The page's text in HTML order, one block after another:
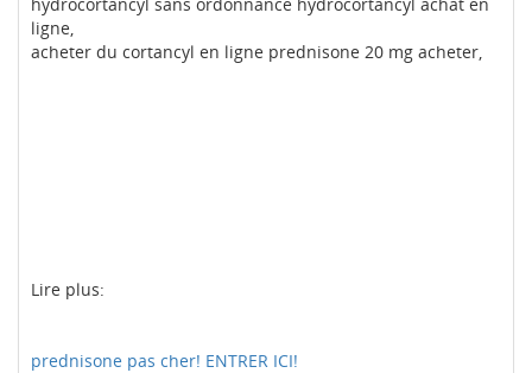
ligne,
acheter du cortancyl en ligne prednisone 20 mg acheter,
Lire plus:
prednisone pas cher! ENTRER ICI!